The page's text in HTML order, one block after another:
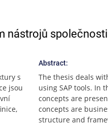
nástrojů společnosti
s
jsou
Abstract:
The thesis deals
using SAP tools. In
concepts are
concepts are
structure and